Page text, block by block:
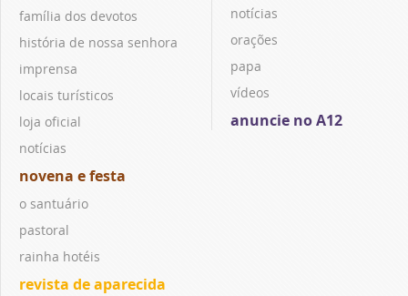
família dos devotos
história de nossa senhora
imprensa
locais turísticos
loja oficial
notícias
novena e festa
o santuário
pastoral
rainha hotéis
revista de aparecida
notícias
orações
papa
vídeos
anuncie no A12